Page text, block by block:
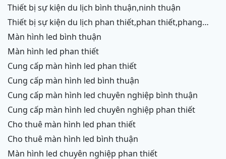
thiết,phang rang,ninh chữ,vĩnh hy,cam ranh
thiết bị sự kiện du lịch bình thuận,ninh thuận
thiết bị sự kiện du lịch phan thiết,phan thiết,phang
rang,ninh chữ,vĩnh hy,cam ranh
màn hình led bình thuận
màn hình led phan thiết
cung cấp màn hình led phan thiết
cung cấp màn hình led bình thuận
cung cấp màn hình led chuyên nghiệp bình thuận
cung cấp màn hình led chuyên nghiệp phan thiết
cho thuê màn hình led phan thiết
cho thuê màn hình led bình thuận
màn hình led chuyên nghiệp phan thiết